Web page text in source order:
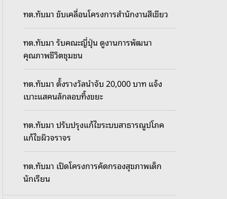
o
r
e
ทต.ทับมา ขับเคลื่อนโครงการสำนักงานสีเขียว
ทต.ทับมา รับคณะญี่ปุ่น ดูงานการพัฒนา
คุณภาพชีวิตชุมชน
ทต.ทับมา ตั้งรางวัลนำจับ 20,000 บาท แจ้ง
เบาะแสคนลักลอบทิ้งขยะ
ทต.ทับมา ปรับปรุงแก้ไขระบบสาธารณูปโภค
แก้ไขผิวจราจร
ทต.ทับมา เปิดโครงการคัดกรองสุขภาพเด็ก
นักเรียน